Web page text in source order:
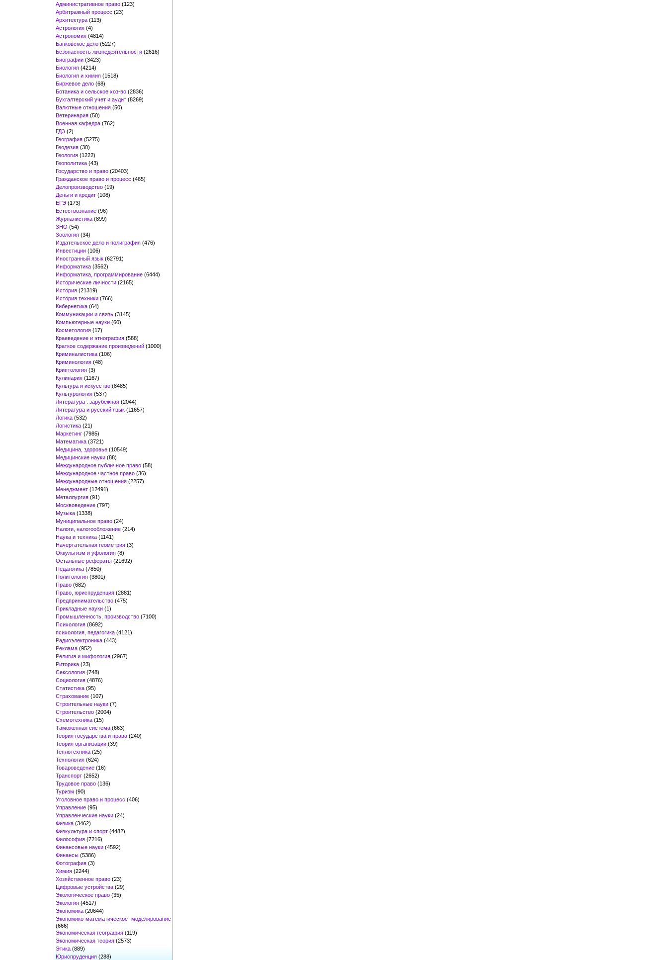
Административное право (123)
Арбитражный процесс (23)
Архитектура (113)
Астрология (4)
Астрономия (4814)
Банковское дело (5227)
Безопасность жизнедеятельности (2616)
Биографии (3423)
Биология (4214)
Биология и химия (1518)
Биржевое дело (68)
Ботаника и сельское хоз-во (2836)
Бухгалтерский учет и аудит (8269)
Валютные отношения (50)
Ветеринария (50)
Военная кафедра (762)
ГДЗ (2)
География (5275)
Геодезия (30)
Геология (1222)
Геополитика (43)
Государство и право (20403)
Гражданское право и процесс (465)
Делопроизводство (19)
Деньги и кредит (108)
ЕГЭ (173)
Естествознание (96)
Журналистика (899)
ЗНО (54)
Зоология (34)
Издательское дело и полиграфия (476)
Инвестиции (106)
Иностранный язык (62791)
Информатика (3562)
Информатика, программирование (6444)
Исторические личности (2165)
История (21319)
История техники (766)
Кибернетика (64)
Коммуникации и связь (3145)
Компьютерные науки (60)
Косметология (17)
Краеведение и этнография (588)
Краткое содержание произведений (1000)
Криминалистика (106)
Криминология (48)
Криптология (3)
Кулинария (1167)
Культура и искусство (8485)
Культурология (537)
Литература : зарубежная (2044)
Литература и русский язык (11657)
Логика (532)
Логистика (21)
Маркетинг (7985)
Математика (3721)
Медицина, здоровье (10549)
Медицинские науки (88)
Международное публичное право (58)
Международное частное право (36)
Международные отношения (2257)
Менеджмент (12491)
Металлургия (91)
Москвоведение (797)
Музыка (1338)
Муниципальное право (24)
Налоги, налогообложение (214)
Наука и техника (1141)
Начертательная геометрия (3)
Оккультизм и уфология (8)
Остальные рефераты (21692)
Педагогика (7850)
Политология (3801)
Право (682)
Право, юриспруденция (2881)
Предпринимательство (475)
Прикладные науки (1)
Промышленность, производство (7100)
Психология (8692)
психология, педагогика (4121)
Радиоэлектроника (443)
Реклама (952)
Религия и мифология (2967)
Риторика (23)
Сексология (748)
Социология (4876)
Статистика (95)
Страхование (107)
Строительные науки (7)
Строительство (2004)
Схемотехника (15)
Таможенная система (663)
Теория государства и права (240)
Теория организации (39)
Теплотехника (25)
Технология (624)
Товароведение (16)
Транспорт (2652)
Трудовое право (136)
Туризм (90)
Уголовное право и процесс (406)
Управление (95)
Управленческие науки (24)
Физика (3462)
Физкультура и спорт (4482)
Философия (7216)
Финансовые науки (4592)
Финансы (5386)
Фотография (3)
Химия (2244)
Хозяйственное право (23)
Цифровые устройства (29)
Экологическое право (35)
Экология (4517)
Экономика (20644)
Экономико-математическое моделирование
(666)
Экономическая география (119)
Экономическая теория (2573)
Этика (889)
Юриспруденция (288)